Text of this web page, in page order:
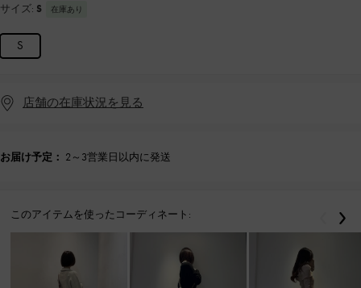
サイズ: S 在庫あり
S
店舗の在庫状況を見る
お届け予定： 2～3営業日以内に発送
このアイテムを使ったコーディネート: 戻る